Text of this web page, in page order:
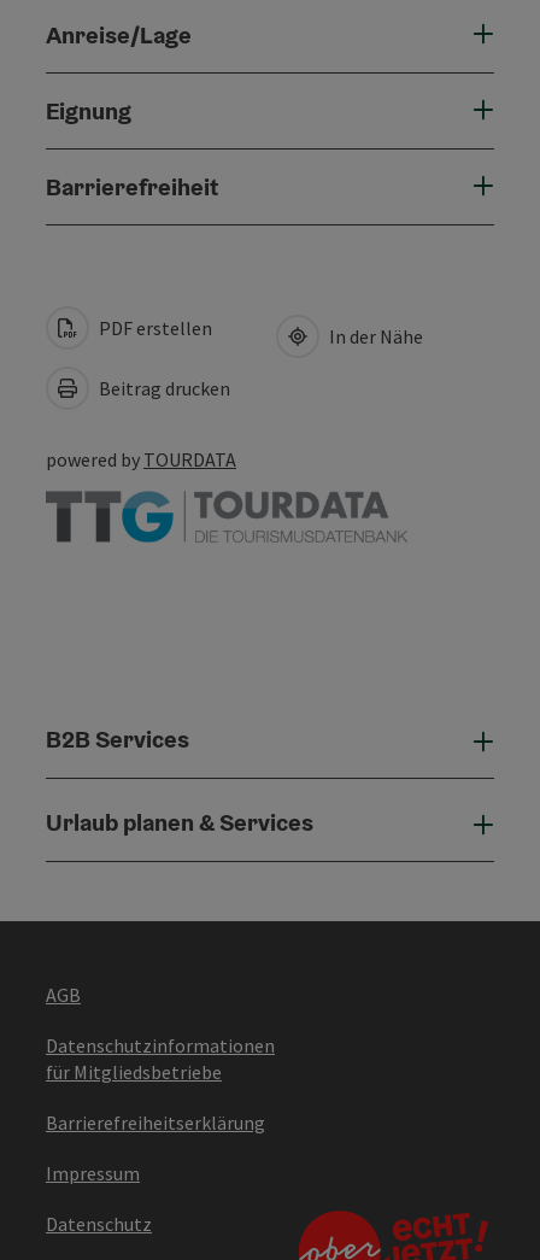
Anreise/Lage
Eignung
Barrierefreiheit
PDF erstellen
Beitrag drucken
In der Nähe
powered by TOURDATA
B2B Services
Urlaub planen & Services
AGB
Datenschutzinformationen
für Mitgliedsbetriebe
Barrierefreiheitserklärung
Impressum
Datenschutz